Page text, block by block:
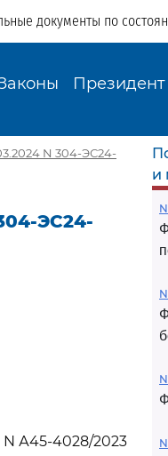
документы по
Президент
N 304-ЭС24-
ЭС24-
А45-4028/2023
и